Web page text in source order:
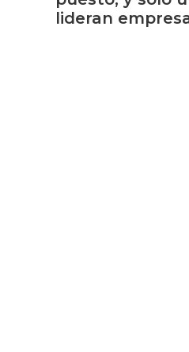
lideran